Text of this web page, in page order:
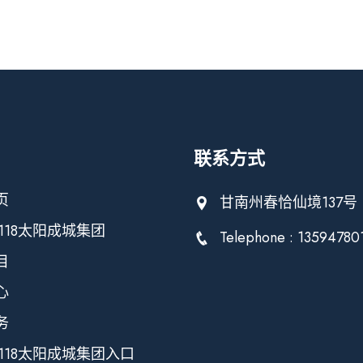
太阳成城集团
太阳成城集团入口
联系方式
甘南州春恰仙境137号
Telephone :